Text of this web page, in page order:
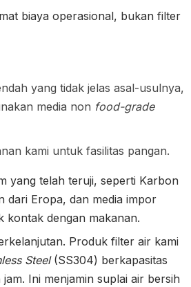
biaya operasional, bukan filter
yang tidak jelas asal-usulnya,
media non food-grade
kami untuk fasilitas pangan.
yang telah teruji, seperti Karbon
dari Eropa, dan media impor
kontak dengan makanan.
Produk filter air kami
Steel(SS304) berkapasitas
Ini menjamin suplai air bersih